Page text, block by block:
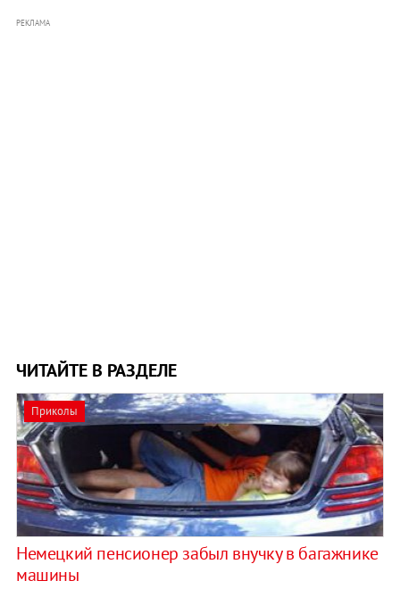
РЕКЛАМА
ЧИТАЙТЕ В РАЗДЕЛЕ
Приколы
Немецкий пенсионер забыл внучку в багажнике
машины